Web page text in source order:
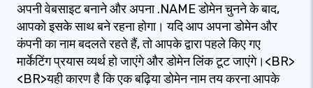
अपनी वेबसाइट बनाने और अपना .NAME डोमेन चुनने के बाद,
आपको इसके साथ बने रहना होगा। यदि आप अपना डोमेन और
कंपनी का नाम बदलते रहते हैं, तो आपके द्वारा पहले किए गए
मार्केटिंग प्रयास व्यर्थ हो जाएंगे और डोमेन लिंक टूट जाएंगे।<BR>
<BR>यही कारण है कि एक बढ़िया डोमेन नाम तय करना आपके